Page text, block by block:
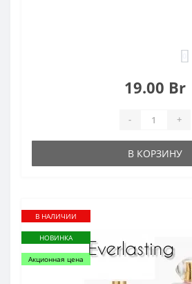
19.00 Br
- +
В КОРЗИНУ
В НАЛИЧИИ
НОВИНКА
Акционная цена